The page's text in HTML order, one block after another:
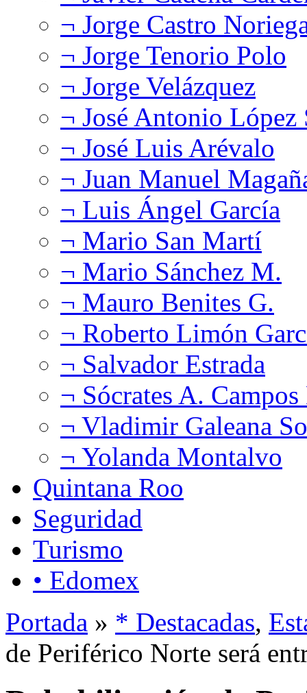
¬ Jorge Castro
¬ Jorge Tenorio Polo
¬ Jorge Velázquez
¬ José Antonio López
¬ José Luis Arévalo
¬ Juan Manuel
¬ Luis Ángel García
¬ Mario San Martí
¬ Mario Sánchez M.
¬ Mauro Benites G.
¬ Roberto Limón
¬ Salvador Estrada
¬ Sócrates A.
¬ Vladimir Galeana
¬ Yolanda Montalvo
Quintana Roo
Seguridad
Turismo
• Edomex
Portada » * Destacadas,
de Periférico Norte será